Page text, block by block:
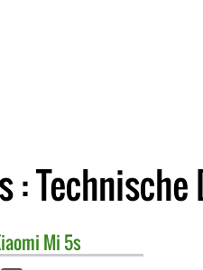
: Technische
Mi 5s